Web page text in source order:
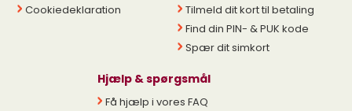
Cookiedeklaration
Tilmeld dit kort til betaling
Find din PIN- & PUK kode
Spær dit simkort
Hjælp & spørgsmål
Få hjælp i vores FAQ